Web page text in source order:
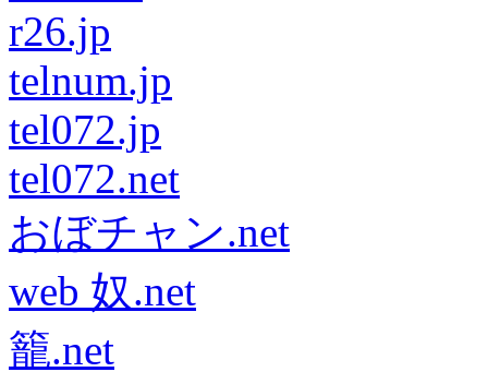
r26.jp
telnum.jp
tel072.jp
tel072.net
おぼチャン.net
web 奴.net
籠.net